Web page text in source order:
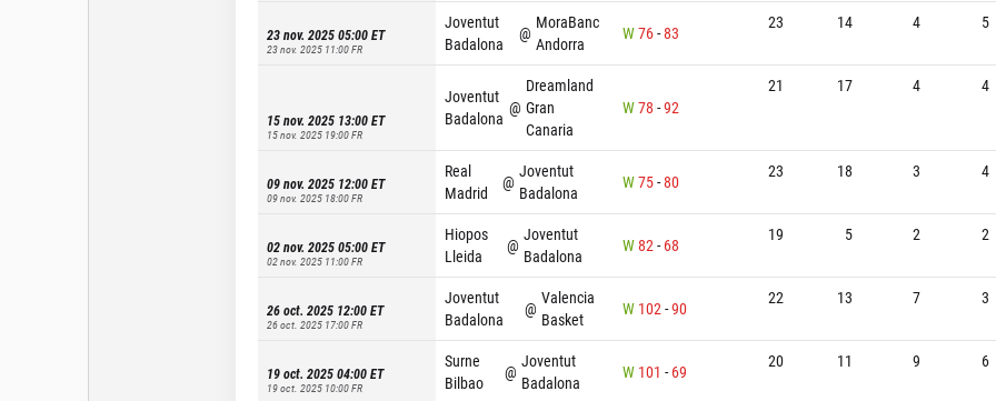
23 nov. 2025 05:00ET
23 nov. 2025 11:00FR
Joventut
Badalona
@
MoraBanc
Andorra
W76-83
23 14 4 5
15 nov. 2025 13:00ET
15 nov. 2025 19:00FR
Joventut
Badalona
@
Dreamland
Gran
Canaria
W78 -92
21 17 4 4
09 nov. 2025 12:00ET
09 nov. 2025 18:00FR
Real
Madrid
@
Joventut
Badalona
W75-80
23 18 3 4
02 nov. 2025 05:00ET
02 nov. 2025 11:00FR
Hiopos
Lleida
@
Joventut
Badalona
W82- 68
19 5 2 2
26 oct. 2025 12:00ET
26 oct. 2025 17:00FR
Joventut
Badalona
@
Valencia
Basket
W 102-90
22 13 7 3
19 oct. 2025 04:00ET
19 oct. 2025 10:00FR
Surne
Bilbao
@
Joventut
Badalona
W 101 - 69
20 11 9 6